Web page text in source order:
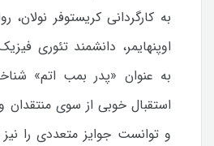
به کارگردانی کریستوفر نولان،
اوپنهایمر، دانشمند تئوری
به عنوان «پدر بمب اتم»
استقبال خوبی از سوی منتقدان
و توانست جوایز متعددی را